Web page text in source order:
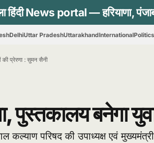
DelhiUttar PradeshUttarakhandInternationalPolitics
की प्रेरणा : सुमन सैनी
पुस्तकालय बनेगा
कल्याण परिषद की उपाध्यक्ष एवं